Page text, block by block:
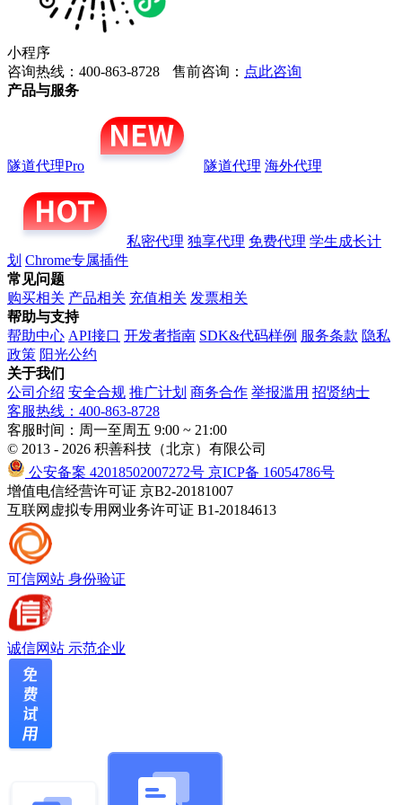
小程序
咨询热线：400-863-8728
售前咨询： 点此咨询
产品与服务
隧道代理Pro 隧道代理 海外代理
私密代理 独享代理 免费代理 学生成长计
划 Chrome专属插件
常见问题
购买相关 产品相关 充值相关 发票相关
帮助与支持
帮助中心 API接口 开发者指南 SDK&代码样例 服务条款 隐私
政策 阳光公约
关于我们
公司介绍 安全合规 推广计划 商务合作 举报滥用 招贤纳士
客服热线：400-863-8728
客服时间：周一至周五 9:00 ~ 21:00
© 2013 - 2026 积善科技（北京）有限公司
公安备案 42018502007272号 京ICP备 16054786号
增值电信经营许可证 京B2-20181007
互联网虚拟专用网业务许可证 B1-20184613
可信网站 身份验证
诚信网站 示范企业